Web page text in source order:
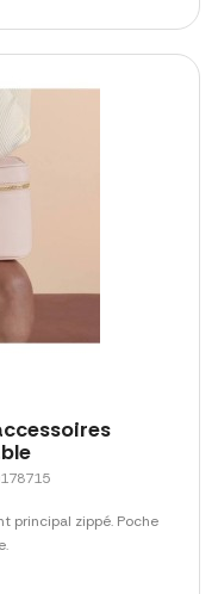
principal zippé. Poche